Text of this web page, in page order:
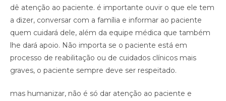
dê atenção ao paciente. é importante ouvir o que ele tem
a dizer, conversar com a família e informar ao paciente
quem cuidará dele, além da equipe médica que também
lhe dará apoio. Não importa se o paciente está em
processo de reabilitação ou de cuidados clínicos mais
graves, o paciente sempre deve ser respeitado.
mas humanizar, não é só dar atenção ao paciente e